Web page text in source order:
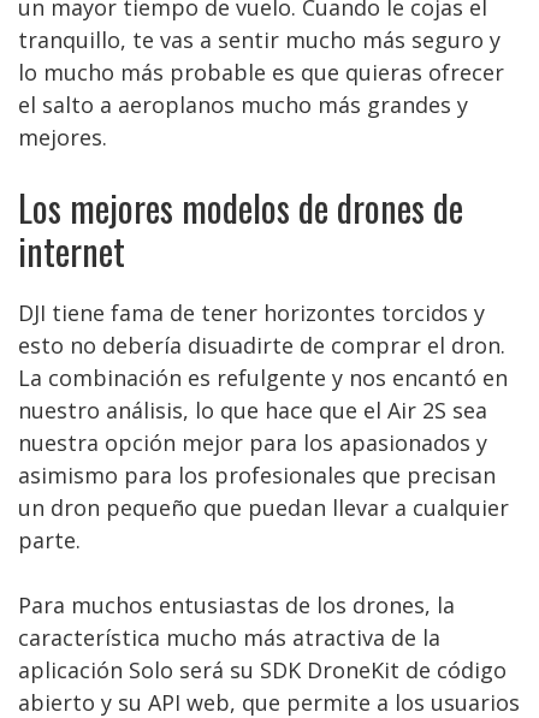
un mayor tiempo de vuelo. Cuando le cojas el
tranquillo, te vas a sentir mucho más seguro y
lo mucho más probable es que quieras ofrecer
el salto a aeroplanos mucho más grandes y
mejores.
Los mejores modelos de drones de
internet
DJI tiene fama de tener horizontes torcidos y
esto no debería disuadirte de comprar el dron.
La combinación es refulgente y nos encantó en
nuestro análisis, lo que hace que el Air 2S sea
nuestra opción mejor para los apasionados y
asimismo para los profesionales que precisan
un dron pequeño que puedan llevar a cualquier
parte.
Para muchos entusiastas de los drones, la
característica mucho más atractiva de la
aplicación Solo será su SDK DroneKit de código
abierto y su API web, que permite a los usuarios